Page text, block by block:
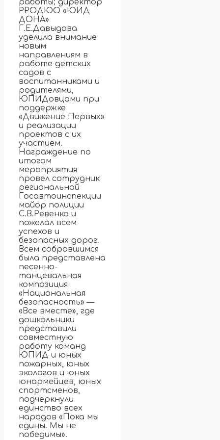
работы; директор
РРОДЮО «ЮИД
ДОНА»
Г.Е.Давыдова
уделила внимание
новым
направлениям в
работе детских
садов с
воспитанниками и
родителями,
ЮПИДовцами при
поддержке
«Движение Первых»
и реализации
проектов с их
участием.
Награждение по
итогам
мероприятия
провел сотрудник
региональной
Госавтоинспекции
майор полиции
С.В.Ревенко и
пожелал всем
успехов и
безопасных дорог.
Всем собравшимся
была представлена
песенно-
танцевальная
композиция
«Национальная
безопасность» —
«Все вместе», где
дошкольники
представили
совместную
работу команд
ЮПИД и юных
пожарных, юных
экологов и юных
юнармейцев, юных
спортсменов,
подчеркнули
единство всех
народов «Пока мы
едины. Мы не
победимы».